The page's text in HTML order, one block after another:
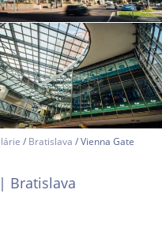
/ Bratislava / Vienna Gate
Bratislava